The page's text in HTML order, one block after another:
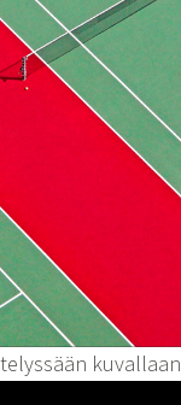
kuvallaan